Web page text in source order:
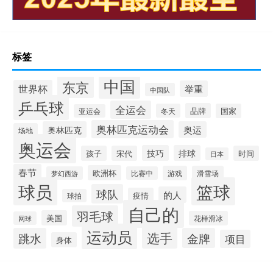
标签
世界杯 东京 中国 中国队 举重
乒乓球 亚运会 全运会 冬天 品牌 国家
场地 奥林匹克 奥林匹克运动会 奥运
奥运会 孩子 宋代 技巧 排球 日本 时间
春节 梦幻西游 欧洲杯 比赛中 游戏 滑雪场
球员 球拍 球队 疫情 的人 篮球
网球 美国 羽毛球 自己的 花样滑冰
跳水 身体 运动员 选手 金牌 项目